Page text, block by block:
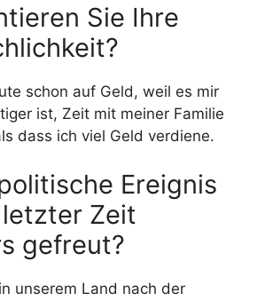
Sie Ihre
schon auf Geld, weil es mir
ist, Zeit mit meiner Familie
dass ich viel Geld verdiene.
Ereignis
Zeit
gefreut?
unserem Land nach der